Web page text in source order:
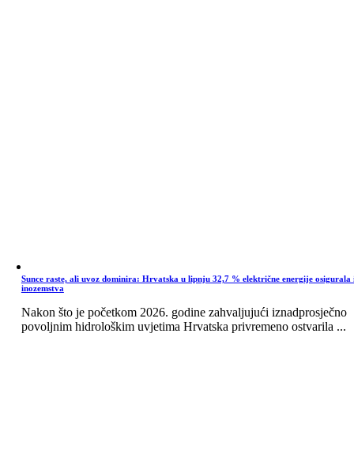
Sunce raste, ali uvoz dominira: Hrvatska u lipnju 32,7 % električne energije osigurala
inozemstva
Nakon što je početkom 2026. godine zahvaljujući iznadprosječno
povoljnim hidrološkim uvjetima Hrvatska privremeno ostvarila ...